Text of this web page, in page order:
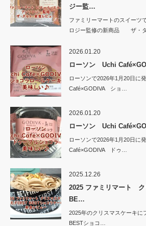
ジー監…
ファミリーマートのスイー
ロジー監修の新商品 ザ・
2026.01.20
ローソン Uchi
ローソンで2026年1月20日に
Café×GODIVA ショ…
2026.01.20
ローソン Uchi
ローソンで2026年1月20日に
Café×GODIVA ドゥ…
2025.12.26
2025 ファミリマート
BE…
2025年のクリスマスケーキに
BESTショコ…